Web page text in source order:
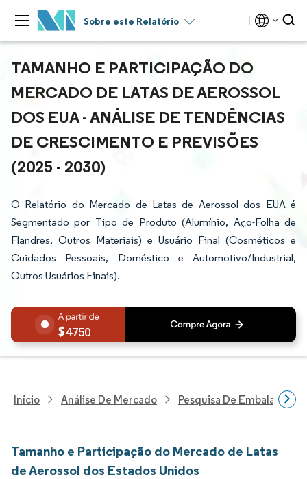
Sobre este Relatório
TAMANHO E PARTICIPAÇÃO DO
MERCADO DE LATAS DE AEROSSOL
DOS EUA - ANÁLISE DE TENDÊNCIAS
DE CRESCIMENTO E PREVISÕES
(2025 - 2030)
O Relatório do Mercado de Latas de Aerossol dos EUA é
Segmentado por Tipo de Produto (Alumínio, Aço-Folha de
Flandres, Outros Materiais) e Usuário Final (Cosméticos e
Cuidados Pessoais, Doméstico e Automotivo/Industrial,
Outros Usuários Finais).
4750
Início Análise De Mercado Pesquisa De Embalagens
Tamanho e Participação do Mercado de Latas
de Aerossol dos Estados Unidos